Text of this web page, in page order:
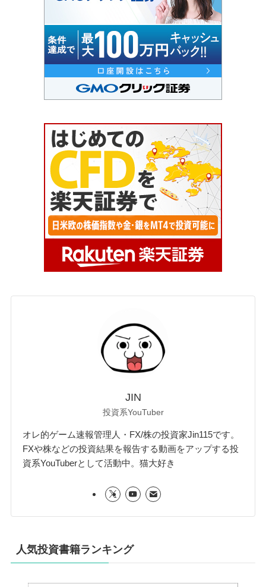
JIN
投資系YouTuber
オレ的ゲーム速報管理人・FX/株の投資家Jin115です。
FXや株などの投資結果を報告する動画をアップする投
資系YouTuberとして活動中。猫大好き
人気投資書籍ランキング